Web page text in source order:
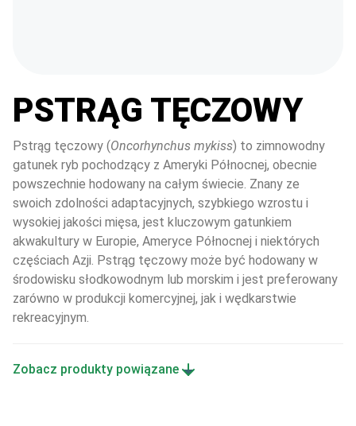
PSTRĄG TĘCZOWY
Pstrąg tęczowy (Oncorhynchus mykiss) to zimnowodny
gatunek ryb pochodzący z Ameryki Północnej, obecnie
powszechnie hodowany na całym świecie. Znany ze
swoich zdolności adaptacyjnych, szybkiego wzrostu i
wysokiej jakości mięsa, jest kluczowym gatunkiem
akwakultury w Europie, Ameryce Północnej i niektórych
częściach Azji. Pstrąg tęczowy może być hodowany w
środowisku słodkowodnym lub morskim i jest preferowany
zarówno w produkcji komercyjnej, jak i wędkarstwie
rekreacyjnym.
Zobacz produkty powiązane